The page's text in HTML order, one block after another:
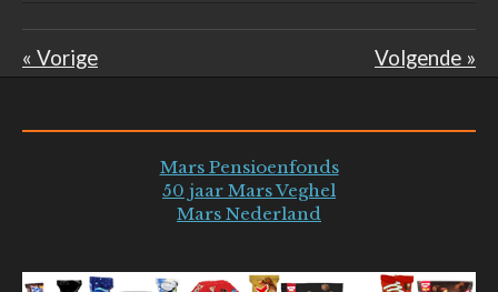
« Vorige Volgende »
Mars Pensioenfonds
50 jaar Mars Veghel
Mars Nederland